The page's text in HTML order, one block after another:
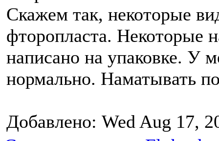
Скажем так, некоторые
фторопласта. Некоторые
написано на упаковке. У
нормально. Наматывать
Добавлено: Wed Aug 17,